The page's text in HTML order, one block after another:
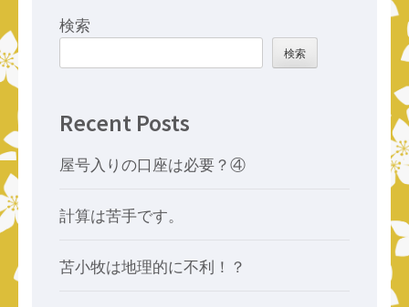
検索
検索
Recent Posts
屋号入りの口座は必要？④
計算は苦手です。
苫小牧は地理的に不利！？